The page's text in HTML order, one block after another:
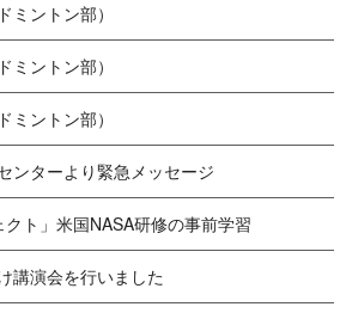
ミントン部）
ミントン部）
ミントン部）
ンターより緊急メッセージ
クト」米国NASA研修の事前学習
講演会を行いました